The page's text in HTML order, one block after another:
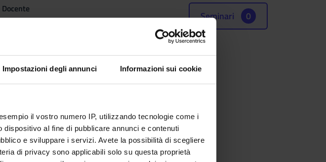
Impostazioni degli annunci Informazioni sui cookie
il vostro numero IP, utilizzando tecnologie come i
al fine di pubblicare annunci e contenuti
e sviluppare i servizi. Avete la possibilità di scegliere
di privacy sono applicabili solo su questa proprietà
Docente
Non ancora assegnato
Italiano
Periodo
Non ancora assegnato
Seminari 0